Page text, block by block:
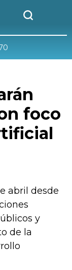
foco
abril desde
y
de la